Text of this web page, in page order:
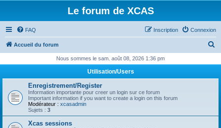
Le forum de XCAS
FAQ Connexion
Inscription
Accueil du forum
h
c
Nous sommes le sam. août 08, 2026 1:36 pm
Utilisation/Users
Enregistrement/Register
Information importante pour creer un login sur ce forum
Important information if you want to create a login on this forum
Modérateur : xcasadmin
Sujets : 3
Xcas sessions